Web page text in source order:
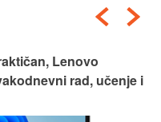
Lenovo
rad, učenje i